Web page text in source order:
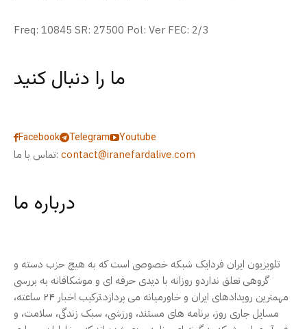
Freq: 10845 SR: 27500 Pol: Ver FEC: 2/3
ما را دنبال کنید
Facebook Telegram
Youtube
تماس با ما: contact@iranefardalive.com
درباره ما
تلویزیون ایران فردایک شبکه خصوصی است که به هیچ حزب دسته و
گروهی تعلق نداردو روزانه با دیدی حرفه ای و موشکافانه به بررسی
مهمترین رویدادهای ایران و خاورمیانه می پردازد.ترکیب اخبار ۲۴ ساعته،
مسایل جاری روز، برنامه های مستند، ورزشی، سبک زندگی، سلامت، و